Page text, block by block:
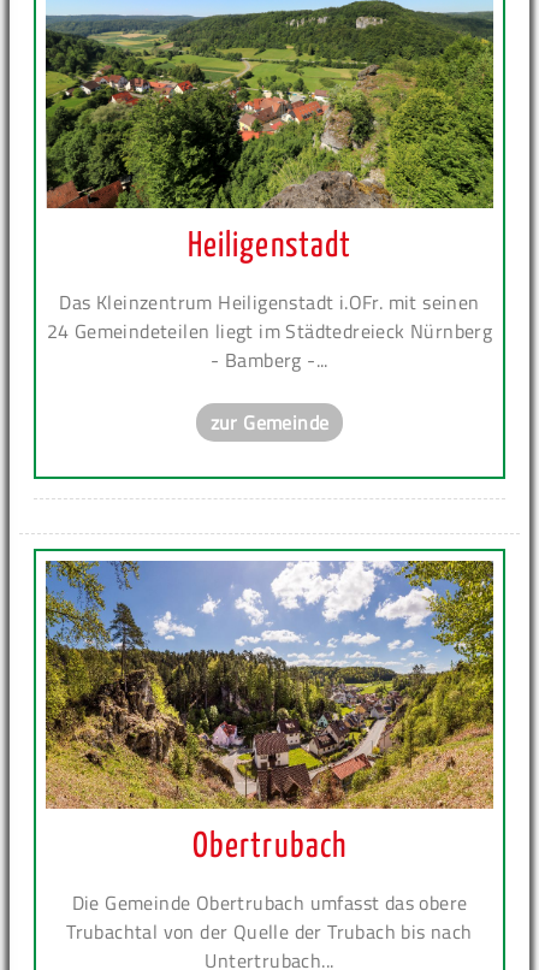
Heiligenstadt
Das Kleinzentrum Heiligenstadt i.OFr. mit seinen
24 Gemeindeteilen liegt im Städtedreieck Nürnberg
- Bamberg -...
zur Gemeinde
Obertrubach
Die Gemeinde Obertrubach umfasst das obere
Trubachtal von der Quelle der Trubach bis nach
Untertrubach...